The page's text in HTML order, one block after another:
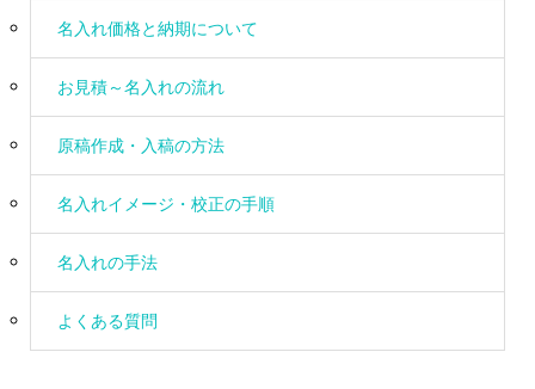
名入れ価格と納期について
お見積～名入れの流れ
原稿作成・入稿の方法
名入れイメージ・校正の手順
名入れの手法
よくある質問